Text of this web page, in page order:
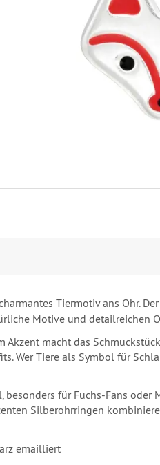
Tiermotiv ans Ohr.
Motive und detailreichen
macht das
Wer Tiere als Symbol für
für Fuchs-Fans
Silberohrringen
emailliert